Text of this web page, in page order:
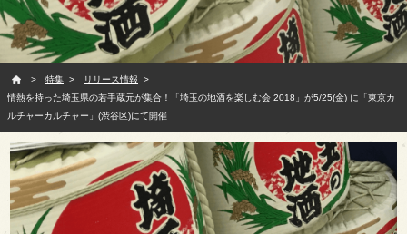
特集
リリース情報
情熱を持った埼玉県の若手蔵元が集合！「埼玉の地酒を楽しむ会 2018」が5/25(金) に「東京カ
ルチャーカルチャー」(渋谷区)にて開催